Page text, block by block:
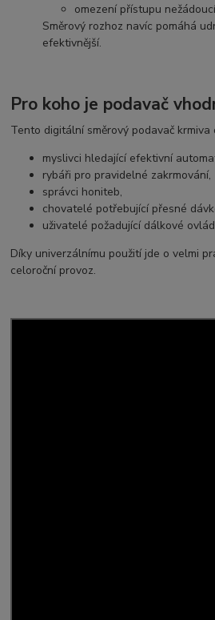
omezení přístupu
Směrový rozhoz navíc pomáhá
efektivnější.
Pro koho je podavač
Tento digitální směrový podavač krmiva
myslivci hledající efektivní
rybáři pro pravidelné zakrmování,
správci honiteb,
chovatelé potřebující přesné
uživatelé požadující dálkové
Díky univerzálnímu použití jde o velmi
celoroční provoz.